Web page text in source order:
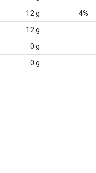
12 g 4%
12 g
0 g
0 g